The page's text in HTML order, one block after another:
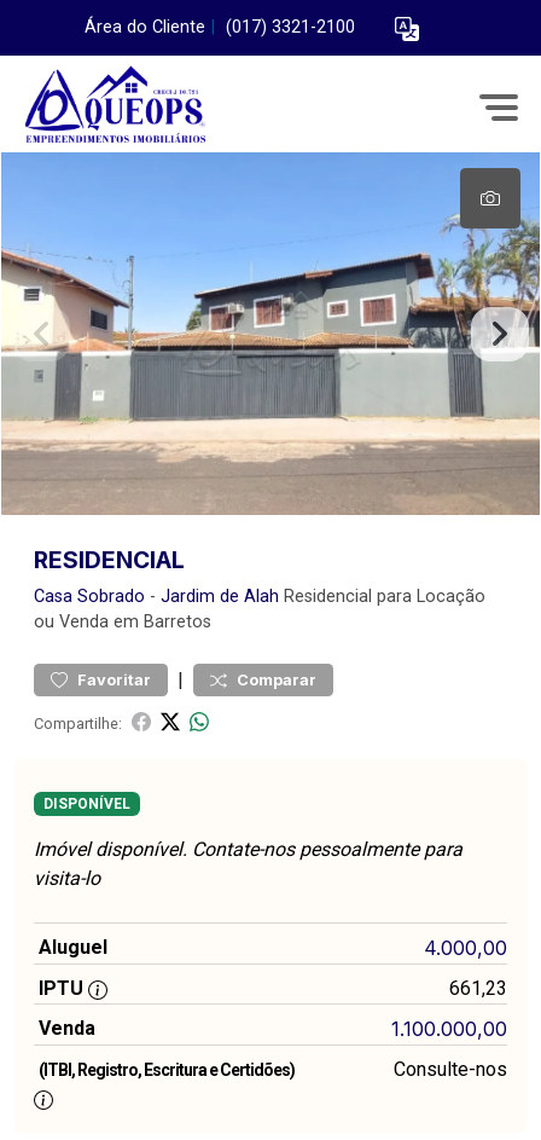
Área do Cliente (017) 3321-2100
RESIDENCIAL
Casa Sobrado - Jardim de Alah Residencial para Locação
ou Venda em Barretos
Favoritar | Comparar
Compartilhe:
DISPONÍVEL
Imóvel disponível. Contate-nos pessoalmente para
visita-lo
Aluguel 4.000,00
IPTU
661,23
Venda
1.100.000,00
(ITBI, Registro, Escritura e Certidões) Consulte-nos